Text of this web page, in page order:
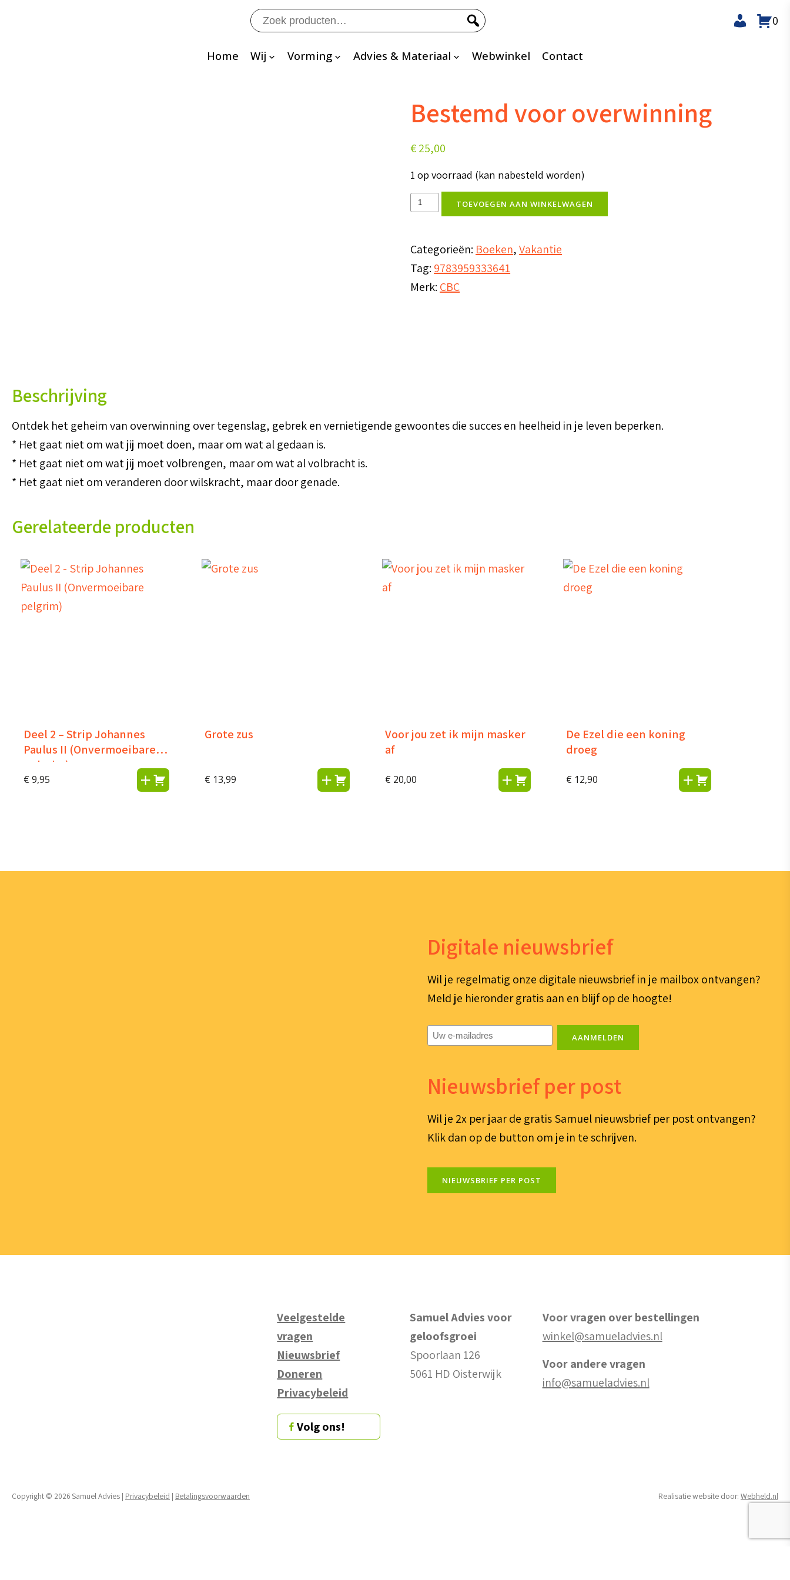
Zoeken
naar:
Home Wij Vorming Advies & Materiaal Webwinkel Contact
0
Bestemd voor overwinning
€25,00
1 op voorraad (kan nabesteld worden)
Bestemd
aantal
TOEVOEGEN AAN WINKELWAGEN
Categorieën: Boeken,Vakantie
Tag: 9783959333641
Merk: CBC
Beschrijving
Ontdek het geheim van overwinning over tegenslag, gebrek en vernietigende gewoontes die succes en heelheid in je leven beperken.
* Het gaat niet om wat jij moet doen, maar om wat al gedaan is.
* Het gaat niet om wat jij moet volbrengen, maar om wat al volbracht is.
* Het gaat niet om veranderen door wilskracht, maar door genade.
Gerelateerde producten
Deel 2 – Strip Johannes
Paulus II (Onvermoeibare
pelgrim)
€ 9,95
Grote zus
€ 13,99
Voor jou zet ik mijn masker
af
€ 20,00
De Ezel die een koning
droeg
€ 12,90
Digitale nieuwsbrief
Wil je regelmatig onze digitale nieuwsbrief in je mailbox ontvangen?
Meld je hieronder gratis aan en blijf op de hoogte!
E-
mailadres(Vereist)
AANMELDEN
Nieuwsbrief per post
Wil je 2x per jaar de gratis Samuel nieuwsbrief per post ontvangen?
Klik dan op de button om je in te schrijven.
NIEUWSBRIEF PER POST
Veelgestelde
vragen
Nieuwsbrief
Doneren
Privacybeleid
Volg ons!
Samuel Advies voor
geloofsgroei
Spoorlaan 126
5061 HD Oisterwijk
Voor vragen over bestellingen
winkel@samueladvies.nl
Voor andere vragen
info@samueladvies.nl
Copyright © 2026 Samuel Advies | Privacybeleid | Betalingsvoorwaarden Realisatie website door: Webheld.nl